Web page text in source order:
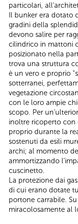
particolari,
Il bunker era dotato
gradini della
devono salire per
cilindrico in mattoni
posizionato nella
trova una struttura
è un vero e proprio
sotterranei,
vegetazione
con le loro ampie
scopo. Per
inoltre ricoperto con
proprio durante la
sostenuti da esili
archi; al momento
ammortizzando
cuscinetto.
La protezione dai
di cui erano dotate
portone carrabile.
miracolosamente al